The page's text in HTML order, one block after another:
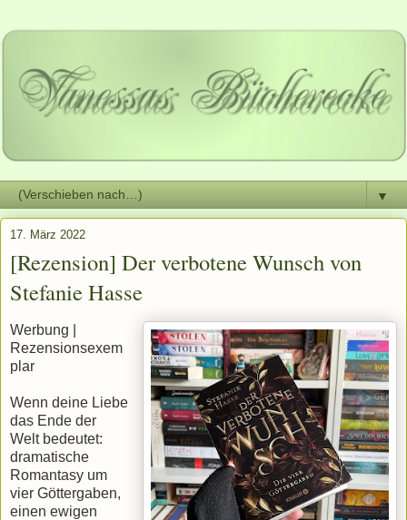
▼
17. März 2022
[Rezension] Der verbotene Wunsch von
Stefanie Hasse
Werbung |
Rezensionsexem
plar
Wenn deine Liebe
das Ende der
Welt bedeutet:
dramatische
Romantasy um
vier Göttergaben,
einen ewigen